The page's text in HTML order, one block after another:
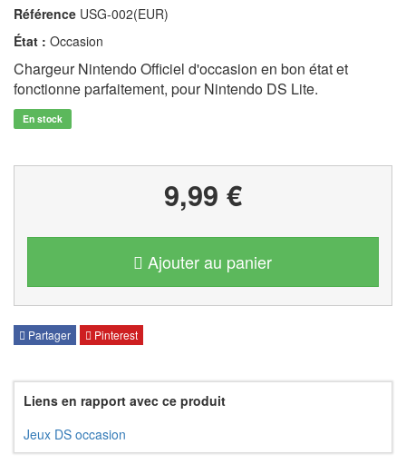
Référence USG-002(EUR)
État : Occasion
Chargeur Nintendo Officiel d'occasion en bon état et
fonctionne parfaitement, pour Nintendo DS Lite.
En stock
9,99 €
Ajouter au panier
Partager Pinterest
Liens en rapport avec ce produit
Jeux DS occasion